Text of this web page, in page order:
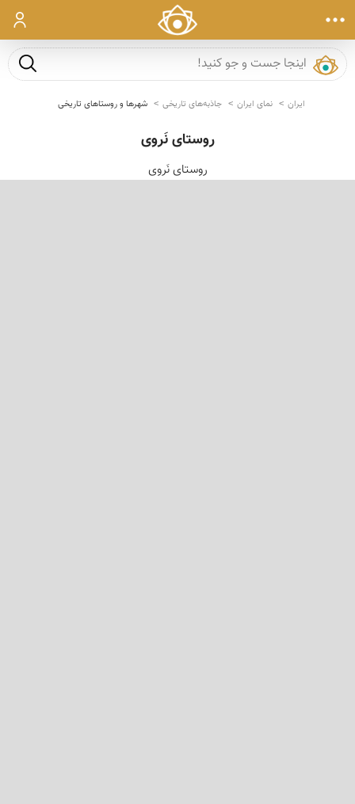
ورود
جست و
ایران نمای ایران جاذبه‌های تاریخی شهرها و روستاهای تاریخی
روستای نَروی
روستای نَروی